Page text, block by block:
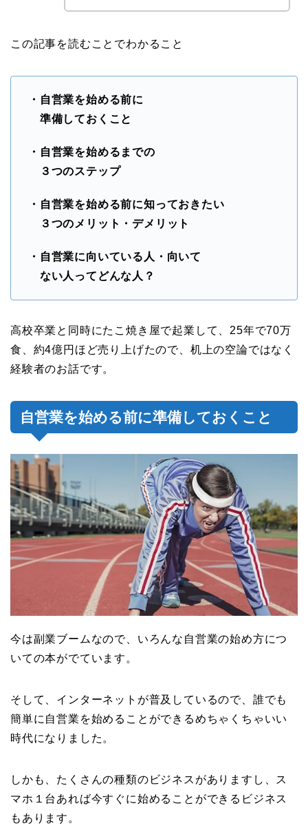
この記事を読むことでわかること
・自営業を始める前に
準備しておくこと
・自営業を始めるまでの
３つのステップ
・自営業を始める前に知っておきたい
３つのメリット・デメリット
・自営業に向いている人・向いて
ない人ってどんな人？
高校卒業と同時にたこ焼き屋で起業して、25年で70万
食、約4億円ほど売り上げたので、机上の空論ではなく
経験者のお話です。
自営業を始める前に準備しておくこと
今は副業ブームなので、いろんな自営業の始め方につ
いての本がでています。
そして、インターネットが普及しているので、誰でも
簡単に自営業を始めることができるめちゃくちゃいい
時代になりました。
しかも、たくさんの種類のビジネスがありますし、ス
マホ１台あれば今すぐに始めることができるビジネス
もあります。